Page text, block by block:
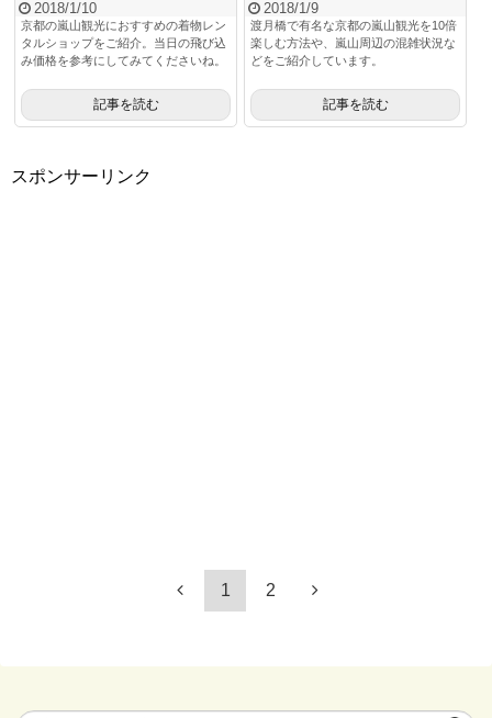
2018/1/10
京都の嵐山観光におすすめの着物レン
タルショップをご紹介。当日の飛び込
み価格を参考にしてみてくださいね。
記事を読む
2018/1/9
渡月橋で有名な京都の嵐山観光を10倍
楽しむ方法や、嵐山周辺の混雑状況な
どをご紹介しています。
記事を読む
スポンサーリンク
1 2